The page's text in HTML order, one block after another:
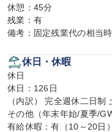
休憩：45分
残業：有
備考：固定残業代の相当
休日・休暇
休日
休日：126日
（内訳） 完全週休二日制
その他（年末年始/夏季/
有給休暇：有（10～20日